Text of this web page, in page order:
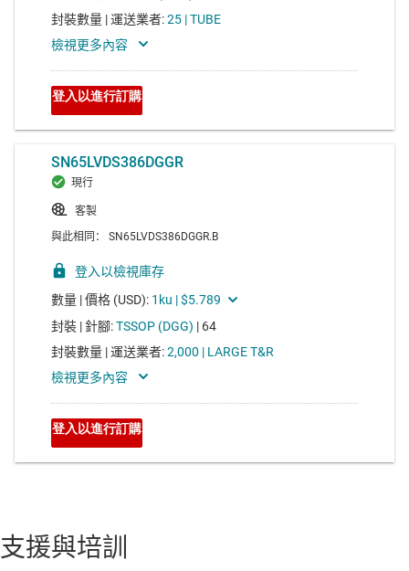
支援與培訓